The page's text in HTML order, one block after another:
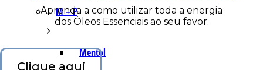
M – P
Mentol
Aprenda a como utilizar toda a energia
dos Óleos Essenciais ao seu favor.
Clique aqui